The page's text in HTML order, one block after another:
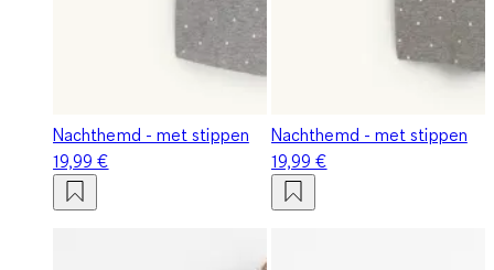
Nachthemd - met stippen
19,99 €
Nachthemd - met stippen
19,99 €